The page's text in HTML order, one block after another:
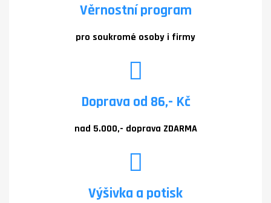
Věrnostní program
pro soukromé osoby i firmy
Doprava od 86,- Kč
nad 5.000,- doprava ZDARMA
Výšivka a potisk